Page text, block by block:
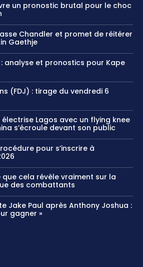
un pronostic brutal pour le choc
Chandler et promet de réitérer
Gaethje
: analyse et pronostics pour Kape
(FDJ) : tirage du vendredi 6
électrise Lagos avec un flying knee
s’écroule devant son public
pour s’inscrire à
que cela révèle vraiment sur la
des combattants
Jake Paul après Anthony Joshua :
gagner »